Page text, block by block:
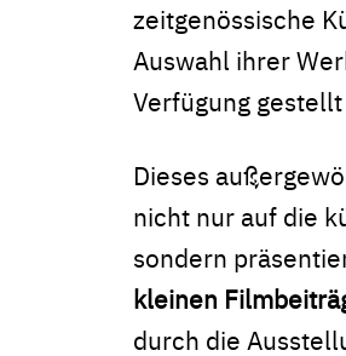
zeitgenössische
Auswahl ihrer
Verfügung
Dieses
nicht nur auf die
sondern
kleinen
durch die